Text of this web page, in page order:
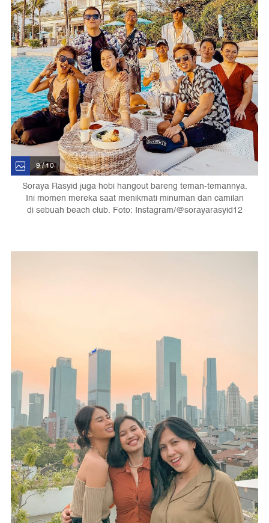
9 / 10
Soraya Rasyid juga hobi hangout bareng teman-temannya.
Ini momen mereka saat menikmati minuman dan camilan
di sebuah beach club. Foto: Instagram/@sorayarasyid12